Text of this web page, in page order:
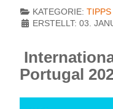
KATEGORIE: TIPPS
ERSTELLT: 03.
Portugal